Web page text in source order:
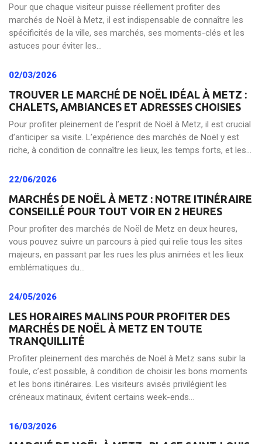
Pour que chaque visiteur puisse réellement profiter des
marchés de Noël à Metz, il est indispensable de connaître les
spécificités de la ville, ses marchés, ses moments-clés et les
astuces pour éviter les...
02/03/2026
TROUVER LE MARCHÉ DE NOËL IDÉAL À METZ :
CHALETS, AMBIANCES ET ADRESSES CHOISIES
Pour profiter pleinement de l’esprit de Noël à Metz, il est crucial
d’anticiper sa visite. L’expérience des marchés de Noël y est
riche, à condition de connaître les lieux, les temps forts, et les...
22/06/2026
MARCHÉS DE NOËL À METZ : NOTRE ITINÉRAIRE
CONSEILLÉ POUR TOUT VOIR EN 2 HEURES
Pour profiter des marchés de Noël de Metz en deux heures,
vous pouvez suivre un parcours à pied qui relie tous les sites
majeurs, en passant par les rues les plus animées et les lieux
emblématiques du...
24/05/2026
LES HORAIRES MALINS POUR PROFITER DES
MARCHÉS DE NOËL À METZ EN TOUTE
TRANQUILLITÉ
Profiter pleinement des marchés de Noël à Metz sans subir la
foule, c’est possible, à condition de choisir les bons moments
et les bons itinéraires. Les visiteurs avisés privilégient les
créneaux matinaux, évitent certains week-ends...
16/03/2026